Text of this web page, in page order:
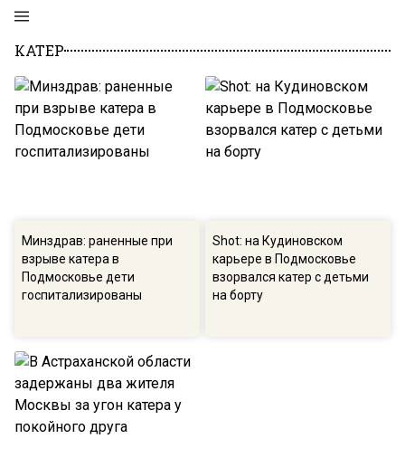
КАТЕР
Минздрав: раненные при
взрыве катера в
Подмосковье дети
госпитализированы
Shot: на Кудиновском
карьере в Подмосковье
взорвался катер с детьми
на борту